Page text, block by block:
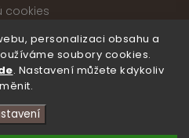
personalizaci obsahu a
soubory cookies.
. Nastavení můžete kdykoliv
cookies
s.r.o.. Všechna práva
cookies
| DesignShoptak.cz